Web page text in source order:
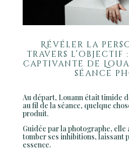
Révéler la
travers l’objectif :
captivante de
séance
Au départ, Louann était timide
au fil de la séance, quelque
produit.
Guidée par la photographe, elle
tomber ses inhibitions, laissant
essence.